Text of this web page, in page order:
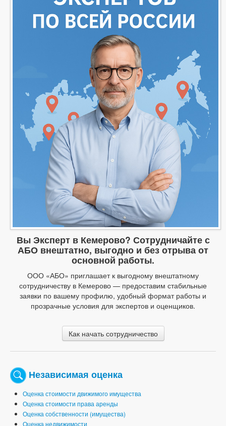
Вы Эксперт в Кемерово? Сотрудничайте с
АБО внештатно, выгодно и без отрыва от
основной работы.
ООО «АБО» приглашает к выгодному внештатному
сотрудничеству в Кемерово — предоставим стабильные
заявки по вашему профилю, удобный формат работы и
прозрачные условия для экспертов и оценщиков.
Как начать сотрудничество
Независимая оценка
Оценка стоимости движимого имущества
Оценка стоимости права аренды
Оценка собственности (имущества)
Оценка недвижимости